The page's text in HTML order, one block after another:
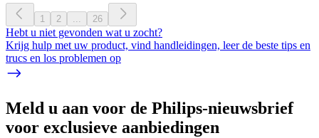
1 2 ... 26
Hebt u niet gevonden wat u zocht?
Krijg hulp met uw product, vind handleidingen, leer de beste tips en
trucs en los problemen op
Meld u aan voor de Philips-nieuwsbrief
voor exclusieve aanbiedingen